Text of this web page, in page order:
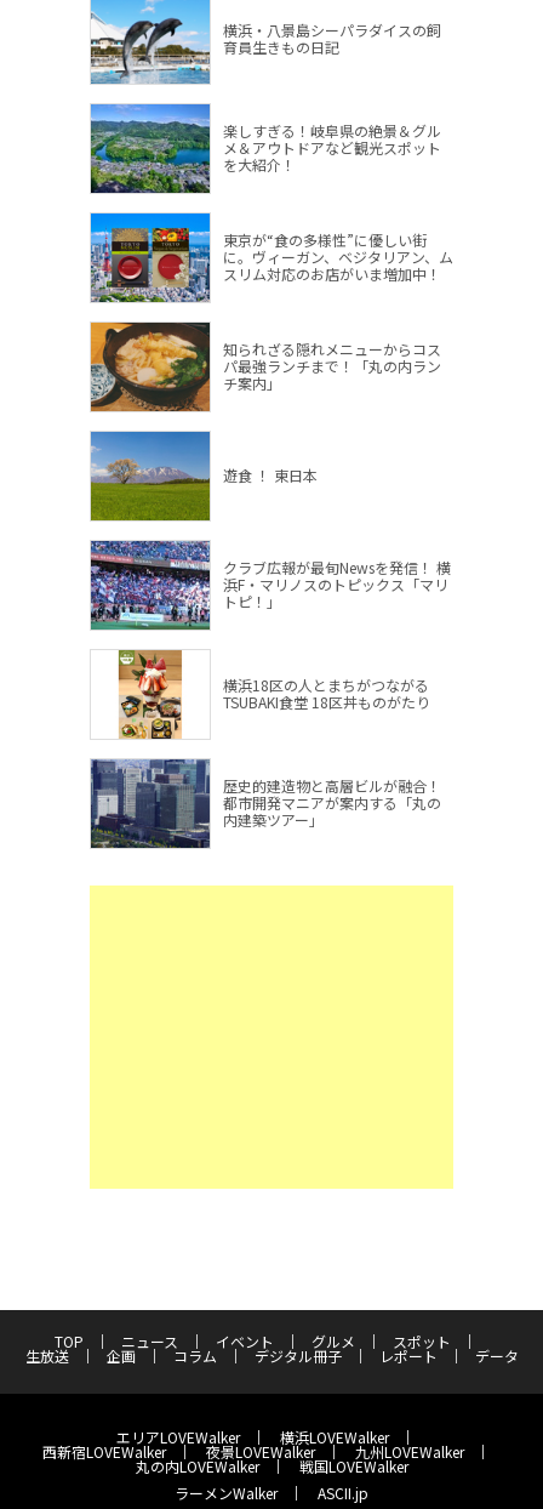
横浜・八景島シーパラダイスの飼
育員生きもの日記
楽しすぎる！岐阜県の絶景＆グル
メ＆アウトドアなど観光スポット
を大紹介！
東京が“食の多様性”に優しい街
に。ヴィーガン、ベジタリアン、ム
スリム対応のお店がいま増加中！
知られざる隠れメニューからコス
パ最強ランチまで！「丸の内ラン
チ案内」
遊食 ！ 東日本
クラブ広報が最旬Newsを発信！ 横
浜F・マリノスのトピックス「マリ
トピ！」
横浜18区の人とまちがつながる
TSUBAKI食堂 18区丼ものがたり
歴史的建造物と高層ビルが融合！
都市開発マニアが案内する「丸の
内建築ツアー」
TOP ニュース イベント グルメ スポット
生放送 企画 コラム デジタル冊子 レポート データ
エリアLOVEWalker 横浜LOVEWalker
西新宿LOVEWalker 夜景LOVEWalker 九州LOVEWalker
丸の内LOVEWalker
戦国LOVEWalker
ラーメンWalker
ASCII.jp